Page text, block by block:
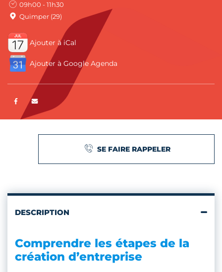
09h00 - 11h30
Quimper (29)
Ajouter à iCal
Ajouter à Google Agenda
Partager sur Facebook
ENVOYER PAR E-MAIL
SE FAIRE RAPPELER
DESCRIPTION
Comprendre les étapes de la
création d’entreprise